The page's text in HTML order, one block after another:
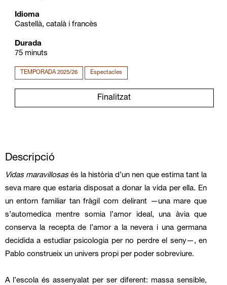
Idioma
Castellà, català i francès
Durada
75 minuts
TEMPORADA 2025/26 Espectacles
Finalitzat
Descripció
Vidas maravillosasés la història d’un nen que estima tant la
seva mare que estaria disposat a donar la vida per ella. En
un entorn familiar tan fràgil com delirant —una mare que
s’automedica mentre somia l’amor ideal, una àvia que
conserva la recepta de l’amor a la nevera i una germana
decidida a estudiar psicologia per no perdre el seny—, en
Pablo construeix un univers propi per poder sobreviure.
A l’escola és assenyalat per ser diferent: massa sensible,